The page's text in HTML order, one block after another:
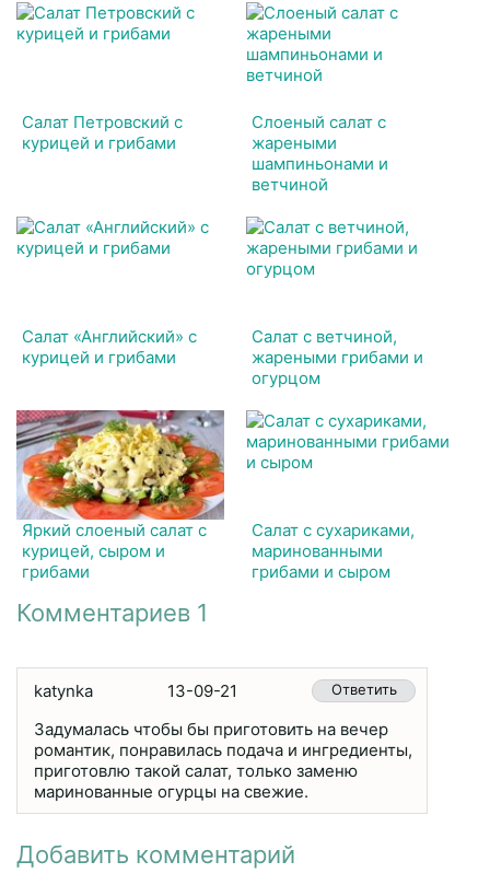
Салат Петровский с
курицей и грибами
Слоеный салат с
жареными
шампиньонами и
ветчиной
Салат «Английский» с
курицей и грибами
Салат с ветчиной,
жареными грибами и
огурцом
Яркий слоеный салат с
курицей, сыром и
грибами
Салат с сухариками,
маринованными
грибами и сыром
Комментариев 1
katуnka 13-09-21 Ответить
Задумалась чтобы бы приготовить на вечер
романтик, понравилась подача и ингредиенты,
приготовлю такой салат, только заменю
маринованные огурцы на свежие.
Добавить комментарий